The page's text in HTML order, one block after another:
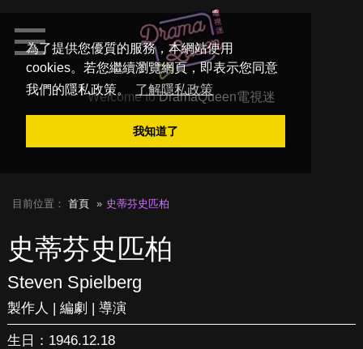
為了提供您優質的服務，本網站使用
cookies。若您繼續瀏覽網頁，即表示您同意
我們的隱私政策。
了解隱私政策
我知道了
Welcome toDramaQueen電視迷
目前位置： 首頁 史蒂芬史匹柏
史蒂芬史匹柏
Steven Spielberg
製作人 | 編劇 | 導演
生日：1946.12.18